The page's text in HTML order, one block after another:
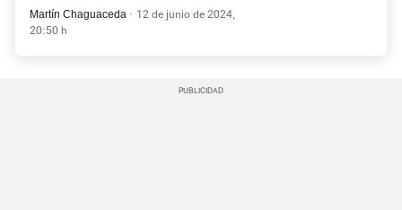
Martín Chaguaceda
12 de junio de 2024,
20:50 h